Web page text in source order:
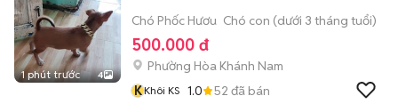
1 phút trước 4
Chó Phốc Hươu Chó con (dưới 3 tháng tuổi)
500.000 đ
Phường Hòa Khánh Nam
KKhôi KS 1.0 52 đã bán